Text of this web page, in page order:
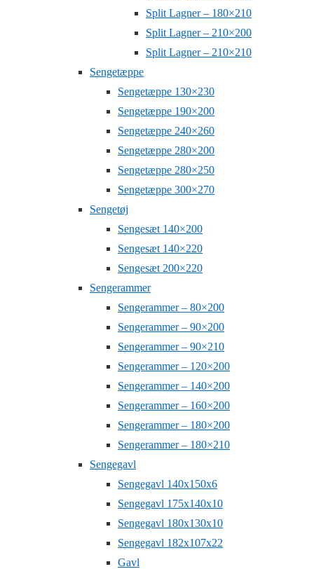
Split Lagner – 180×210
Split Lagner – 210×200
Split Lagner – 210×210
Sengetæppe
Sengetæppe 130×230
Sengetæppe 190×200
Sengetæppe 240×260
Sengetæppe 280×200
Sengetæppe 280×250
Sengetæppe 300×270
Sengetøj
Sengesæt 140×200
Sengesæt 140×220
Sengesæt 200×220
Sengerammer
Sengerammer – 80×200
Sengerammer – 90×200
Sengerammer – 90×210
Sengerammer – 120×200
Sengerammer – 140×200
Sengerammer – 160×200
Sengerammer – 180×200
Sengerammer – 180×210
Sengegavl
Sengegavl 140x150x6
Sengegavl 175x140x10
Sengegavl 180x130x10
Sengegavl 182x107x22
Gavl